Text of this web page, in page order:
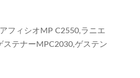
フィシオMP C2550,ラニエ
ステナーMPC2030,ゲステン